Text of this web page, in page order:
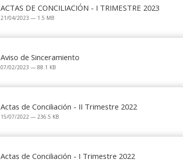
ACTAS DE CONCILIACIÓN - I TRIMESTRE 2023
21/04/2023 — 1.5 MB
Aviso de Sinceramiento
07/02/2023 — 88.1 KB
Actas de Conciliación - II Trimestre 2022
15/07/2022 — 236.5 KB
Actas de Conciliación - I Trimestre 2022